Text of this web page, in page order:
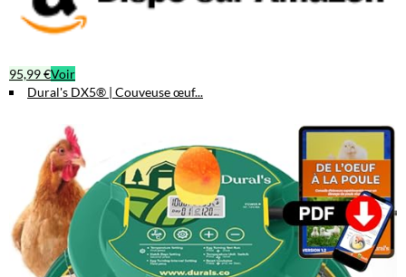
95,99 €Voir
Dural's DX5® | Couveuse œuf...